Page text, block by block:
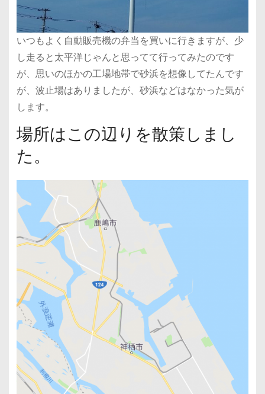
いつもよく自動販売機の弁当を買いに行きますが、少
し走ると太平洋じゃんと思ってて行ってみたのです
が、思いのほかの工場地帯で砂浜を想像してたんです
が、波止場はありましたが、砂浜などはなかった気が
します。
場所はこの辺りを散策しまし
た。